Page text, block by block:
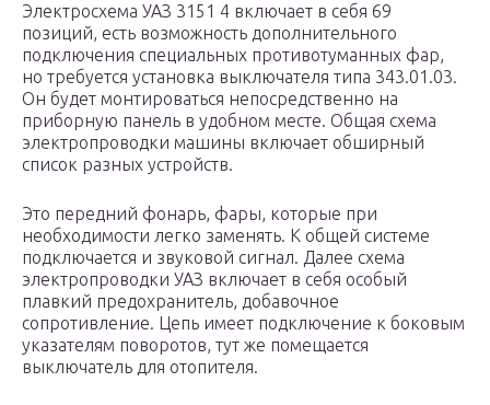
Электросхема УАЗ 3151 4 включает в себя 69
позиций, есть возможность дополнительного
подключения специальных противотуманных фар,
но требуется установка выключателя типа 343.01.03.
Он будет монтироваться непосредственно на
приборную панель в удобном месте. Общая схема
электропроводки машины включает обширный
список разных устройств.
Это передний фонарь, фары, которые при
необходимости легко заменять. К общей системе
подключается и звуковой сигнал. Далее схема
электропроводки УАЗ включает в себя особый
плавкий предохранитель, добавочное
сопротивление. Цепь имеет подключение к боковым
указателям поворотов, тут же помещается
выключатель для отопителя.